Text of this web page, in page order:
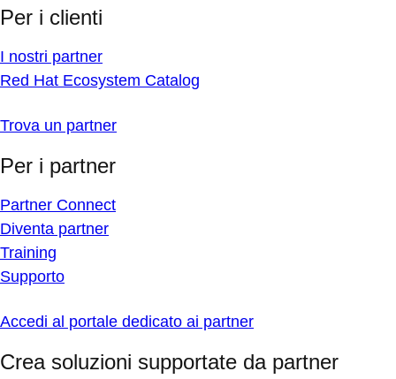
Per i clienti
I nostri partner
Red Hat Ecosystem Catalog
Trova un partner
Per i partner
Partner Connect
Diventa partner
Training
Supporto
Accedi al portale dedicato ai partner
Crea soluzioni supportate da partner